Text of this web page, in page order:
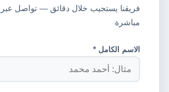
فريقنا يستجيب خلال دقائق — تواصل عبر
مباشرة
الاسم الكامل *